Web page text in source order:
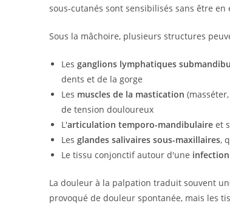
sous-cutanés sont sensibilisés sans être
Sous la mâchoire, plusieurs structures
Les ganglions lymphatiques
dents et de la gorge
Les muscles de la mastication
de tension douloureux
L'articulation temporo-mandibulaire et
Les glandes salivaires sous-maxillaires,
Le tissu conjonctif autour d'une
La douleur à la palpation traduit souvent
provoqué de douleur spontanée, mais les